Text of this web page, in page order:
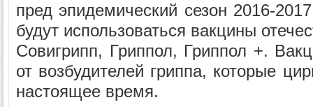
пред эпидемический сезон 2016-
будут использоваться вакцины
Совигрипп, Гриппол, Гриппол +.
от возбудителей гриппа, которые
настоящее время.